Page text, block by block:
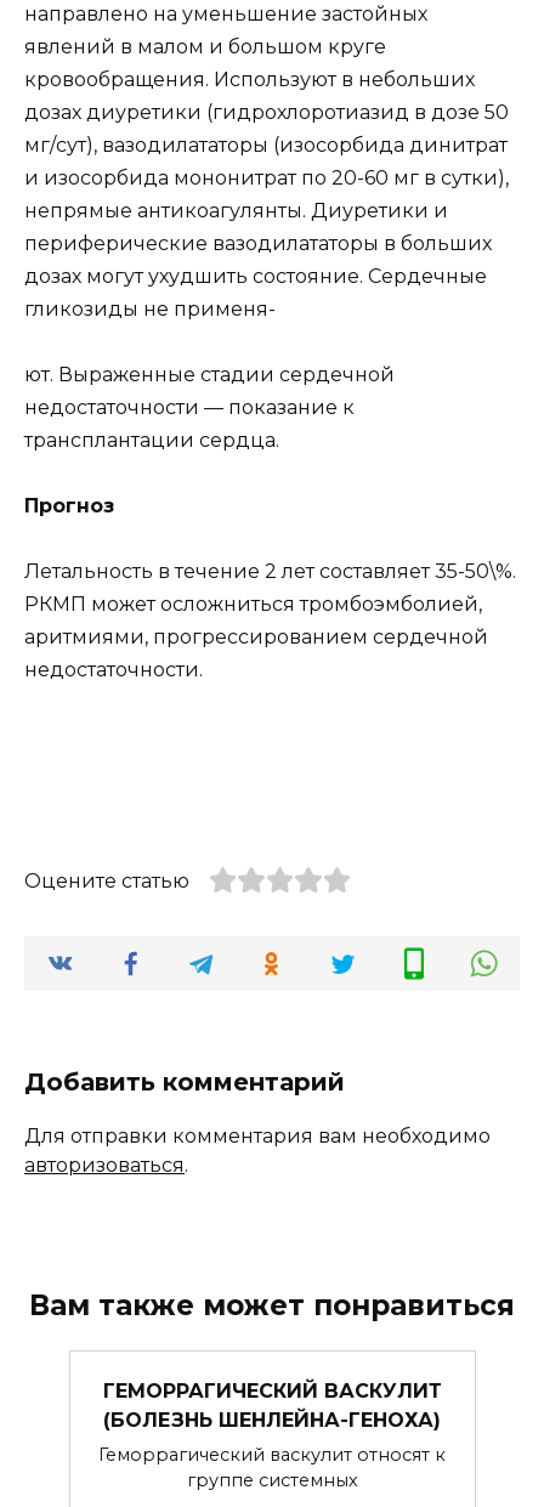
направлено на уменьшение застойных
явлений в малом и большом круге
кровообращения. Используют в небольших
дозах диуретики (гидрохлоротиазид в дозе 50
мг/сут), вазодилататоры (изосорбида динитрат
и изосорбида мононитрат по 20-60 мг в сутки),
непрямые антикоагулянты. Диуретики и
периферические вазодилататоры в больших
дозах могут ухудшить состояние. Сердечные
гликозиды не применя-
ют. Выраженные стадии сердечной
недостаточности — показание к
трансплантации сердца.
Прогноз
Летальность в течение 2 лет составляет 35-50\%.
РКМП может осложниться тромбоэмболией,
аритмиями, прогрессированием сердечной
недостаточности.
Оцените статью
Добавить комментарий
Для отправки комментария вам необходимо
авторизоваться.
Вам также может понравиться
ГЕМОРРАГИЧЕСКИЙ ВАСКУЛИТ
(БОЛЕЗНЬ ШЕНЛЕЙНА-ГЕНОХА)
Геморрагический васкулит относят к
группе системных